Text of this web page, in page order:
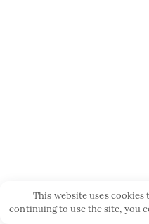
This website uses
continuing to use the site, you